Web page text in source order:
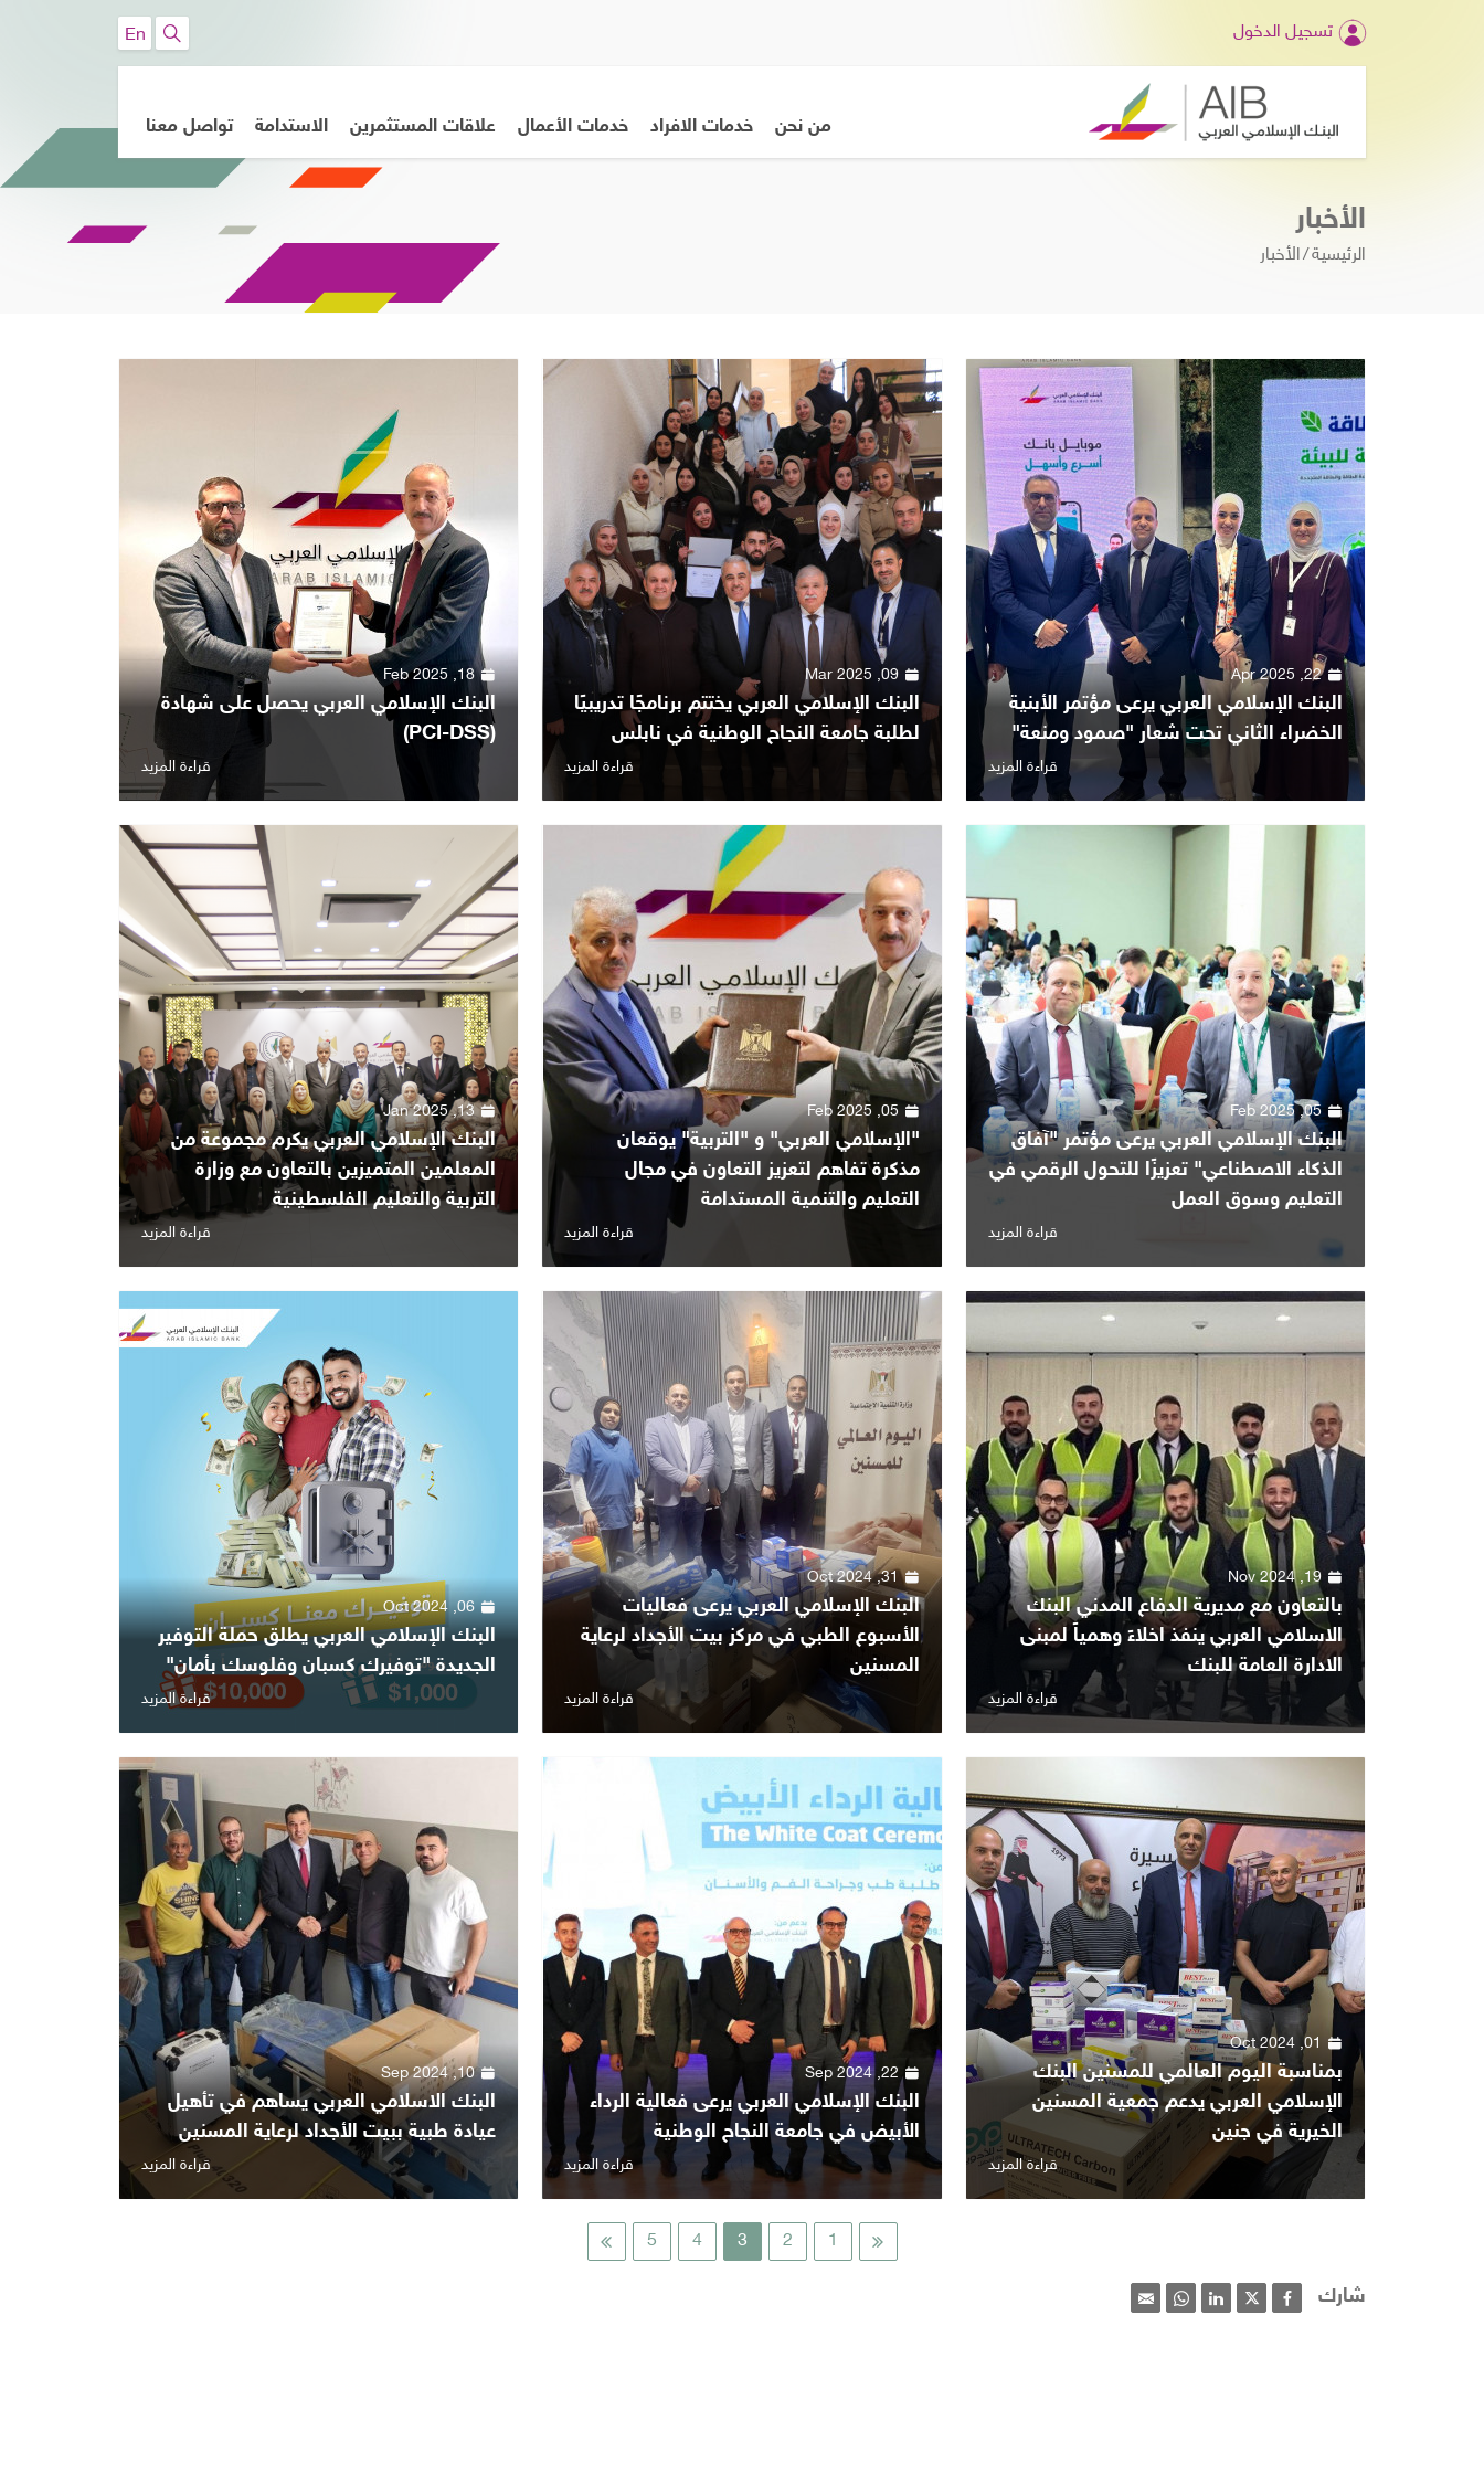
تسجيل الدخول En
من نحن خدمات الافراد خدمات الأعمال علاقات المستثمرين الاستدامة تواصل معنا
الأخبار
الرئيسية الأخبار
22, Apr 2025
البنك الإسلامي العربي يرعى مؤتمر الأبنية
الخضراء الثاني تحت شعار "صمود ومنعة"
قراءة المزيد
09, Mar 2025
البنك الإسلامي العربي يختتم برنامجًا تدريبيًا
لطلبة جامعة النجاح الوطنية في نابلس
قراءة المزيد
18, Feb 2025
البنك الإسلامي العربي يحصل على شهادة
(PCI-DSS)
قراءة المزيد
05, Feb 2025
البنك الإسلامي العربي يرعى مؤتمر "آفاق
الذكاء الاصطناعي" تعزيزًا للتحول الرقمي في
التعليم وسوق العمل
قراءة المزيد
05, Feb 2025
"الإسلامي العربي" و "التربية" يوقعان
مذكرة تفاهم لتعزيز التعاون في مجال
التعليم والتنمية المستدامة
قراءة المزيد
13, Jan 2025
البنك الإسلامي العربي يكرم مجموعة من
المعلمين المتميزين بالتعاون مع وزارة
التربية والتعليم الفلسطينية
قراءة المزيد
19, Nov 2024
بالتعاون مع مديرية الدفاع المدني البنك
الاسلامي العربي ينفذ اخلاءً وهمياً لمبنى
الادارة العامة للبنك
قراءة المزيد
31, Oct 2024
البنك الإسلامي العربي يرعى فعاليات
الأسبوع الطبي في مركز بيت الأجداد لرعاية
المسنين
قراءة المزيد
06, Oct 2024
البنك الإسلامي العربي يطلق حملة التوفير
الجديدة "توفيرك كسبان وفلوسك بأمان"
قراءة المزيد
01, Oct 2024
بمناسبة اليوم العالمي للمسنين البنك
الإسلامي العربي يدعم جمعية المسنين
الخيرية في جنين
قراءة المزيد
22, Sep 2024
البنك الإسلامي العربي يرعى فعالية الرداء
الأبيض في جامعة النجاح الوطنية
قراءة المزيد
10, Sep 2024
البنك الاسلامي العربي يساهم في تأهيل
عيادة طبية ببيت الأجداد لرعاية المسنين
قراءة المزيد
1
2
3
4
5
شارك